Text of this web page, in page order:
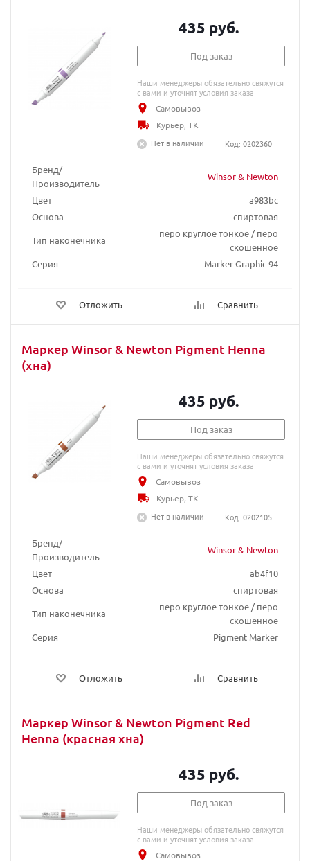
Бренд/
Производитель
Winsor & Newton
Цвет
a983bc
Основа
спиртовая
Тип наконечника
перо круглое тонкое / перо
скошенное
Серия
Marker Graphic 94
Отложить Сравнить
435 руб.
Под заказ
Наши менеджеры обязательно свяжутся
с вами и уточнят условия заказа
Самовывоз
Курьер, ТК
Нет в наличии
Код: 0202360
Маркер Winsor & Newton Pigment Henna
(хна)
Бренд/
Производитель
Winsor & Newton
Цвет
ab4f10
Основа
спиртовая
Тип наконечника
перо круглое тонкое / перо
скошенное
Серия
Pigment Marker
Отложить Сравнить
435 руб.
Под заказ
Наши менеджеры обязательно свяжутся
с вами и уточнят условия заказа
Самовывоз
Курьер, ТК
Нет в наличии
Код: 0202105
Маркер Winsor & Newton Pigment Red
Henna (красная хна)
435 руб.
Под заказ
Наши менеджеры обязательно свяжутся
с вами и уточнят условия заказа
Самовывоз